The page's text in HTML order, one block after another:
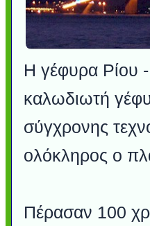
Η γέφυρα Ρίου -
καλωδιωτή
σύγχρονης
ολόκληρος ο
Πέρασαν 100